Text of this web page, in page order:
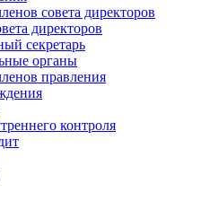
совета директоров
директоров
секретарь
органы
правления
контроля